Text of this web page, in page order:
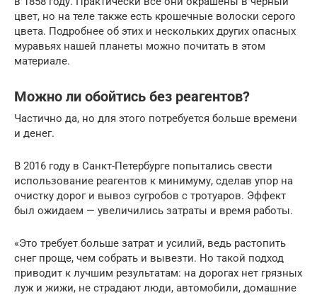
цвет, но на теле также есть крошечные волоски серого
цвета. Подробнее об этих и нескольких других опасных
муравьях нашей планеты можно почитать в этом
материале.
Можно ли обойтись без реагентов?
Частично да, но для этого потребуется больше времени
и денег.
В 2016 году в Санкт-Петербурге попытались свести
использование реагентов к минимуму, сделав упор на
очистку дорог и вывоз сугробов с тротуаров. Эффект
был ожидаем — увеличились затраты и время работы.
«Это требует больше затрат и усилий, ведь растопить
снег проще, чем собрать и вывезти. Но такой подход
приводит к лучшим результатам: на дорогах нет грязных
луж и жижи, не страдают люди, автомобили, домашние